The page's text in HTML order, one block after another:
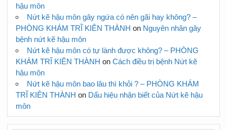
hậu môn
Nứt kẽ hậu môn gây ngứa có nên gãi hay không? –
PHÒNG KHÁM TRĨ KIÊN THÀNH on Nguyên nhân gây
bệnh nứt kẽ hậu môn
Nứt kẽ hậu môn có tự lành được không? – PHÒNG
KHÁM TRĨ KIÊN THÀNH onCách điều trị bệnh Nứt kẽ
hậu môn
Nứt kẽ hậu môn bao lâu thì khỏi ? – PHÒNG KHÁM
TRĨ KIÊN THÀNH on Dấu hiệu nhận biết của Nứt kẽ hậu
môn